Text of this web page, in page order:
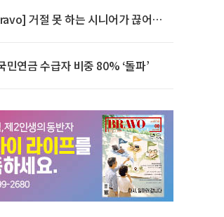
거절 못 하는 시니어가 끊어야
민연금 수급자 비중 80% ‘돌파’